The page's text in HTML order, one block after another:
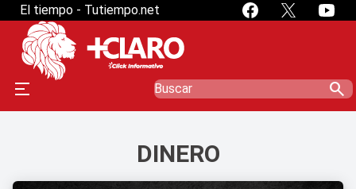
El tiempo - Tutiempo.net
search
DINERO